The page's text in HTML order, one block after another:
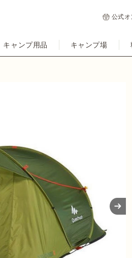
公式オ
キャンプ用品 キャンプ場